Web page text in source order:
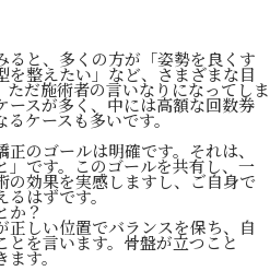
ると、多くの方が「姿勢を良くす
を整えたい」など、さまざまな目
だ施術者の言いなりになってしま
ースが多く、中には高額な回数券
るケースも多いです。
のゴールは明確です。それは、
」です。このゴールを共有し、一
の効果を実感しますし、ご自身で
るはずです。
か？
正しい位置でバランスを保ち、自
を言います。骨盤が立つこと
ます。